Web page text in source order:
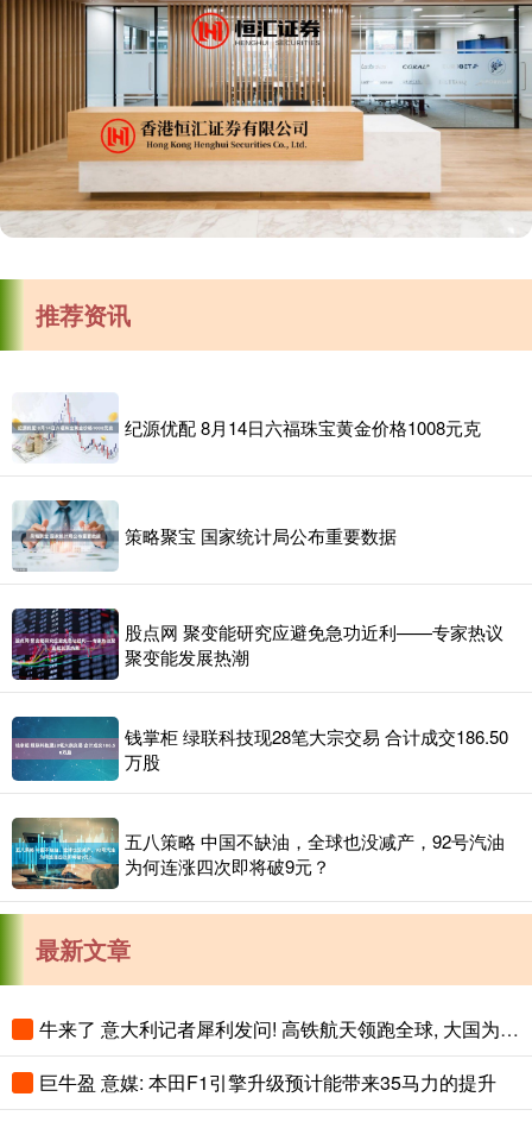
推荐资讯
纪源优配 8月14日六福珠宝黄金价格1008元克
策略聚宝 国家统计局公布重要数据
股点网 聚变能研究应避免急功近利——专家热议
聚变能发展热潮
钱掌柜 绿联科技现28笔大宗交易 合计成交186.50
万股
五八策略 中国不缺油，全球也没减产，92号汽油
为何连涨四次即将破9元？
最新文章
牛来了 意大利记者犀利发问! 高铁航天领跑全球, 大国为何不肯放弃足球?
巨牛盈 意媒: 本田F1引擎升级预计能带来35马力的提升